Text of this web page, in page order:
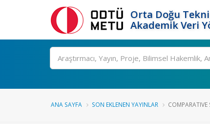
Orta Doğu
Akademik Veri
Ara
ANA SAYFA SON EKLENEN YAYINLAR